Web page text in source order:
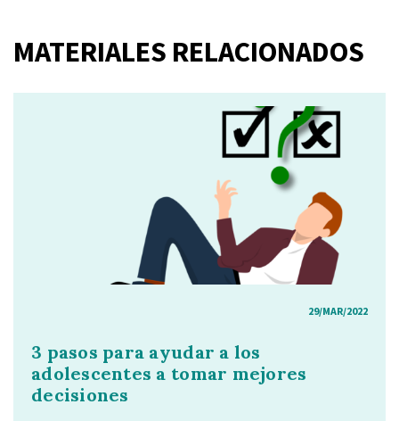
MATERIALES RELACIONADOS
29/MAR/2022
3 pasos para ayudar a los
adolescentes a tomar mejores
decisiones